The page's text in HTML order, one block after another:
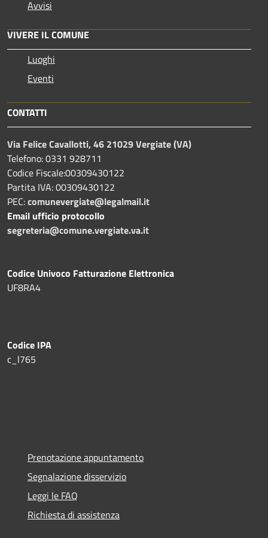
Avvisi
VIVERE IL COMUNE
Luoghi
Eventi
CONTATTI
Via Felice Cavallotti, 46 21029 Vergiate (VA)
Telefono: 0331 928711
Codice Fiscale:00309430122
Partita IVA: 00309430122
PEC:comunevergiate@legalmail.it
Email ufficio protocollo
segreteria@comune.vergiate.va.it
Codice Univoco Fatturazione Elettronica
UF8RA4
Codice IPA
c_l765
Prenotazione appuntamento
Segnalazione disservizio
Leggi le FAQ
Richiesta di assistenza